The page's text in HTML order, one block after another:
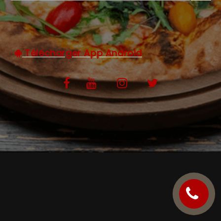
C.G.V
Télécharger App Android